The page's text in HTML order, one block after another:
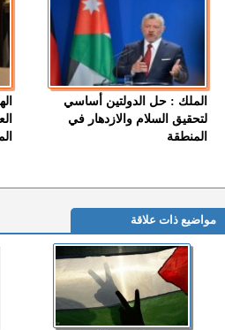
الملك : حل الدولتين أساسي
لتحقيق السلام والازدهار في
المنطقة
مواضيع ذات علاقة